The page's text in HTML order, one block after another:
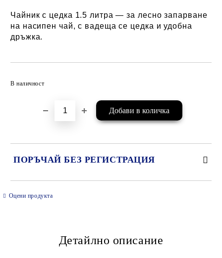
Чайник с цедка 1.5 литра — за лесно запарване
на насипен чай, с вадеща се цедка и удобна
дръжка.
В наличност
ПОРЪЧАЙ БЕЗ РЕГИСТРАЦИЯ
Ние ще се свържем с вас в рамките на работния ден.
Оцени продукта
Детайлно описание